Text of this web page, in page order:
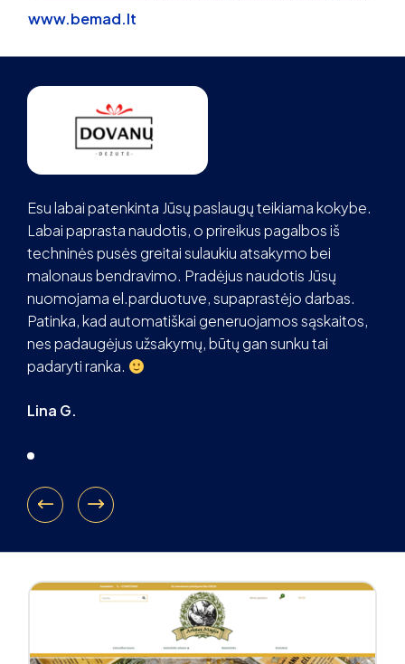
www.bemad.lt
Esu labai patenkinta Jūsų paslaugų teikiama kokybe.
Labai paprasta naudotis, o prireikus pagalbos iš
techninės pusės greitai sulaukiu atsakymo bei
malonaus bendravimo. Pradėjus naudotis Jūsų
nuomojama el.parduotuve, supaprastėjo darbas.
Patinka, kad automatiškai generuojamos sąskaitos,
nes padaugėjus užsakymų, būtų gan sunku tai
padaryti ranka.
Lina G.